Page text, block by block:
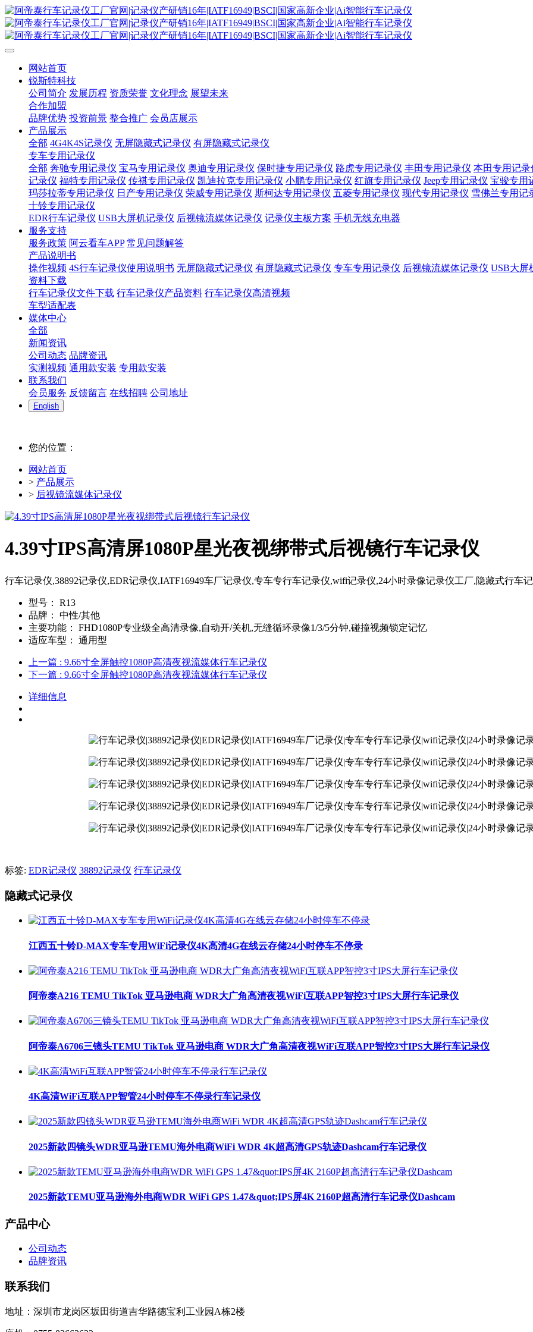
网站首页
锐斯特科技
公司简介 发展历程 资质荣誉 文化理念 展望未来
合作加盟
品牌优势 投资前景 整合推广 会员店展示
产品展示
全部 4G4K4S记录仪 无屏隐藏式记录仪 有屏隐藏式记录仪
专车专用记录仪
全部 奔驰专用记录仪 宝马专用记录仪 奥迪专用记录仪 保时捷专用记录仪 路虎专用记录仪 丰田专用记录仪 本田专用记录
记录仪 福特专用记录仪 传祺专用记录仪 凯迪拉克专用记录仪 小鹏专用记录仪 红旗专用记录仪 Jeep专用记录仪 宝骏专用
玛莎拉蒂专用记录仪 日产专用记录仪 荣威专用记录仪 斯柯达专用记录仪 五菱专用记录仪 现代专用记录仪 雪佛兰专用记
十铃专用记录仪
EDR行车记录仪 USB大屏机记录仪 后视镜流媒体记录仪 记录仪主板方案 手机无线充电器
服务支持
服务政策 阿云看车APP 常见问题解答
产品说明书
操作视频 4S行车记录仪使用说明书 无屏隐藏式记录仪 有屏隐藏式记录仪 专车专用记录仪 后视镜流媒体记录仪 USB大屏
资料下载
行车记录仪文件下载 行车记录仪产品资料 行车记录仪高清视频
车型适配表
媒体中心
全部
新闻资讯
公司动态 品牌资讯
实测视频 通用款安装 专用款安装
联系我们
会员服务 反馈留言 在线招聘 公司地址
English
您的位置：
网站首页
> 产品展示
> 后视镜流媒体记录仪
4.39寸IPS高清屏1080P星光夜视绑带式后视镜行车记录仪
行车记录仪,38892记录仪,EDR记录仪,IATF16949车厂记录仪,专车专行车记录仪,wifi记录仪,24小时录像记录仪工厂,隐藏式行车
型号：
R13
品牌：
中性/其他
主要功能：
FHD1080P专业级全高清录像,自动开/关机,无缝循环录像1/3/5分钟,碰撞视频锁定记忆
适应车型：
通用型
上一篇 : 9.66寸全屏触控1080P高清夜视流媒体行车记录仪
下一篇 : 9.66寸全屏触控1080P高清夜视流媒体行车记录仪
详细信息
标签: EDR记录仪 38892记录仪 行车记录仪
隐藏式记录仪
江西五十铃D-MAX专车专用WiFi记录仪4K高清4G在线云存储24小时停车不停录
阿帝泰A216 TEMU TikTok 亚马逊电商 WDR大广角高清夜视WiFi互联APP智控3寸IPS大屏行车记录仪
阿帝泰A6706三镜头TEMU TikTok 亚马逊电商 WDR大广角高清夜视WiFi互联APP智控3寸IPS大屏行车记录仪
4K高清WiFi互联APP智管24小时停车不停录行车记录仪
2025新款四镜头WDR亚马逊TEMU海外电商WiFi WDR 4K超高清GPS轨迹Dashcam行车记录仪
2025新款TEMU亚马逊海外电商WDR WiFi GPS 1.47&quot;IPS屏4K 2160P超高清行车记录仪Dashcam
产品中心
公司动态
品牌资讯
联系我们
地址：深圳市龙岗区坂田街道吉华路德宝利工业园A栋2楼